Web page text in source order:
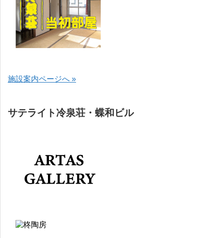
施設案内ページへ »
サテライト冷泉荘・蝶和ビル